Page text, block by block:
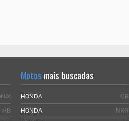
HB
Motos mais buscadas
HONDA CB
HONDA NXR